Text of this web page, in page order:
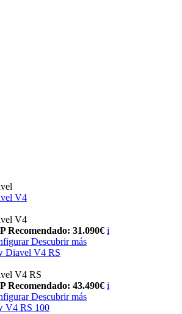
V4
V4
Recomendado: 31.090€ i
Descubrir más
Diavel V4 RS
V4 RS
Recomendado: 43.490€ i
Descubrir más
V4 RS 100